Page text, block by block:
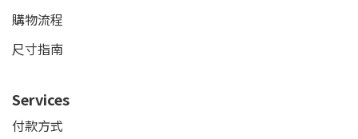
購物流程
尺寸指南
Services
付款方式